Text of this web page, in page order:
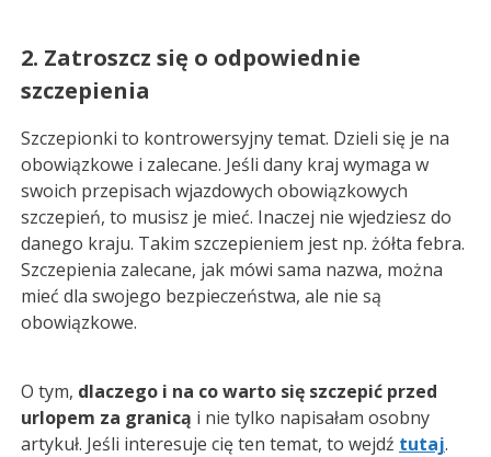
2. Zatroszcz się o odpowiednie
szczepienia
Szczepionki to kontrowersyjny temat. Dzieli się je na
obowiązkowe i zalecane. Jeśli dany kraj wymaga w
swoich przepisach wjazdowych obowiązkowych
szczepień, to musisz je mieć. Inaczej nie wjedziesz do
danego kraju. Takim szczepieniem jest np. żółta febra.
Szczepienia zalecane, jak mówi sama nazwa, można
mieć dla swojego bezpieczeństwa, ale nie są
obowiązkowe.
O tym, dlaczego i na co warto się szczepić przed
urlopem za granicą i nie tylko napisałam osobny
artykuł. Jeśli interesuje cię ten temat, to wejdź tutaj.